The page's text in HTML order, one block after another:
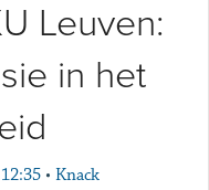
Leuven:
in het
• Knack